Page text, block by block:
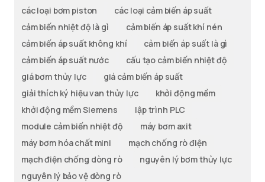
các loại bơm piston
các loại cảm biến áp suất
cảm biến nhiệt độ là gì
cảm biến áp suất khí nén
cảm biến áp suất không khí
cảm biến áp suất là gì
cảm biến áp suất nước
cấu tạo cảm biến nhiệt độ
giá bơm thủy lực
giá cảm biến áp suất
giải thích ký hiệu van thủy lực
khởi động mềm
khởi động mềm Siemens
lập trình PLC
module cảm biến nhiệt độ
máy bơm axit
máy bơm hóa chất mini
mạch chống rò điện
mạch điện chống dòng rò
nguyên lý bơm thủy lực
nguyên lý bảo vệ dòng rò